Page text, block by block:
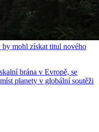
mohl získat titul nového
brána v Evropě, se
planety v globální soutěži